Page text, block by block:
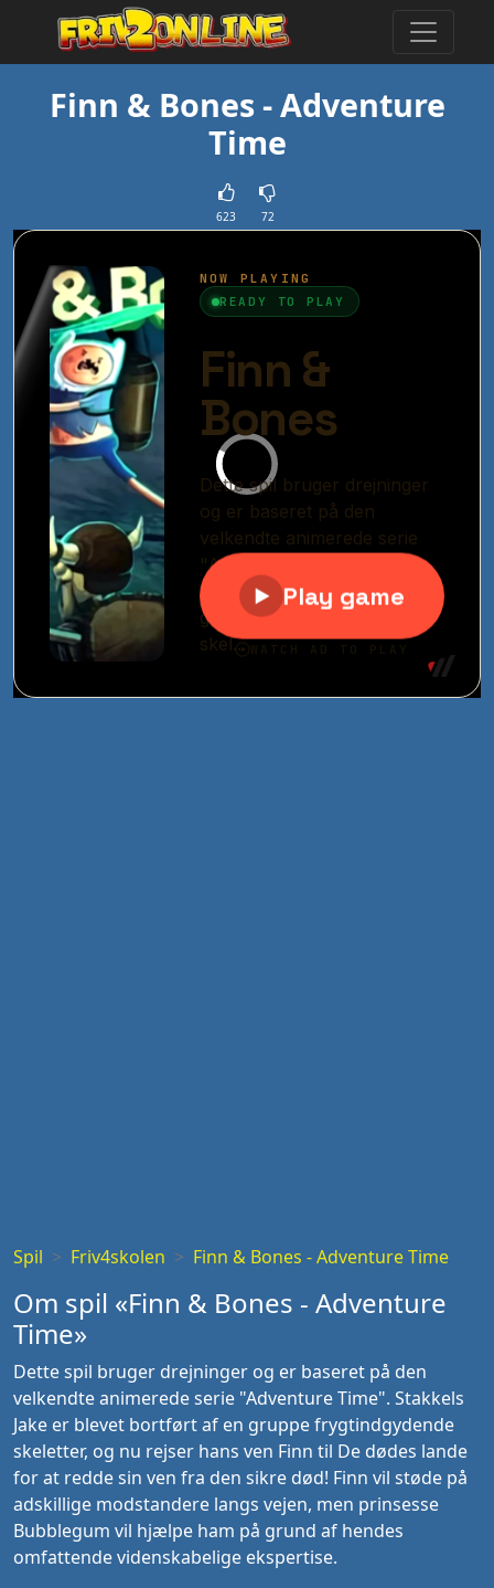
Finn & Bones - Adventure
Time
623 72
Spil Friv4skolen Finn & Bones - Adventure Time
Om spil «Finn & Bones - Adventure
Time»
Dette spil bruger drejninger og er baseret på den
velkendte animerede serie "Adventure Time". Stakkels
Jake er blevet bortført af en gruppe frygtindgydende
skeletter, og nu rejser hans ven Finn til De dødes lande
for at redde sin ven fra den sikre død! Finn vil støde på
adskillige modstandere langs vejen, men prinsesse
Bubblegum vil hjælpe ham på grund af hendes
omfattende videnskabelige ekspertise.